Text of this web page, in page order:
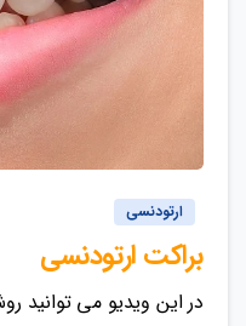
ارتودنسی
براکت ارتودنسی
در این ویدیو می توانید